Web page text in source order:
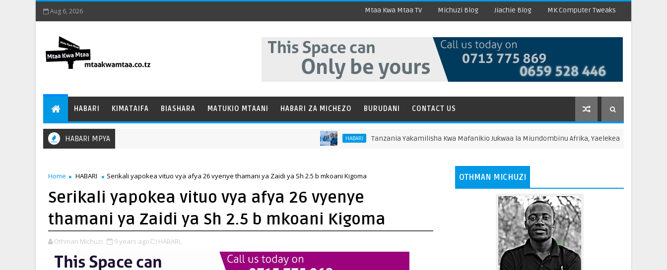
Aug 6, 2026 Mtaa Kwa Mtaa TV Michuzi Blog Jiachie Blog MK Computer Tweaks
HABARI KIMATAIFA BIASHARA MATUKIO MTAANI HABARI ZA MICHEZO BURUDANI CONTACT US
HABARI MPYA HABARI Tanzania Yakamilisha Kwa Mafanikio Jukwaa la Miundombinu Afrika, Yaelekea Mkutano wa Wanahisa wa
Home HABARI Serikali yapokea vituo vya afya 26 vyenye thamani ya Zaidi ya Sh 2.5 b mkoani Kigoma
Serikali yapokea vituo vya afya 26 vyenye
thamani ya Zaidi ya Sh 2.5 b mkoani Kigoma
Othman Michuzi 9 years ago HABARI,
OTHMAN MICHUZI